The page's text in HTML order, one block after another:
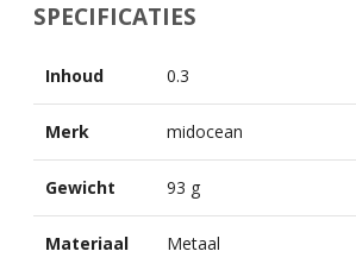
SPECIFICATIES
Inhoud 0.3
Merk midocean
Gewicht 93 g
Materiaal Metaal